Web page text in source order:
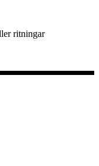
ritningar